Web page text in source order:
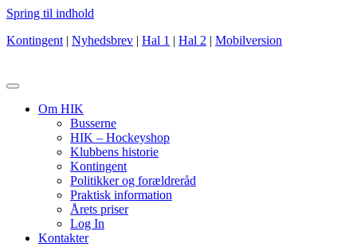
Spring til indhold
Kontingent | Nyhedsbrev | Hal 1 | Hal 2 | Mobilversion
Om HIK
Busserne
HIK – Hockeyshop
Klubbens historie
Kontingent
Politikker og forældreråd
Praktisk information
Årets priser
Log In
Kontakter